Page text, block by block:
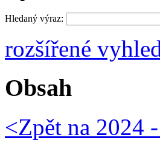
Hledaný výraz:
rozšířené
Obsah
<Zpět na 2024